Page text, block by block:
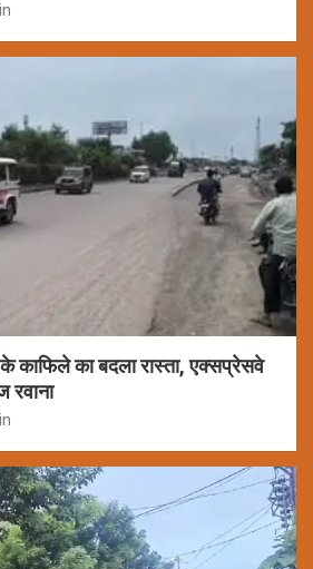
काफिले का बदला रास्ता, एक्सप्रेसवे
रवाना